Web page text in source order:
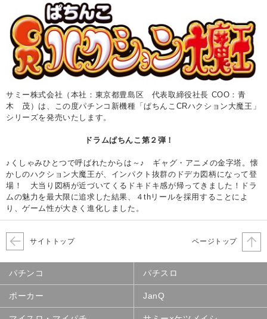
サミー株式会社（本社：東京都豊島区 代表取締役社長 COO：青
木 茂）は、この度パチンコ新機種「ぱちんこCRハクション大魔王」
シリーズを発売いたします。
ドラムぱちんこ第２弾！
♪くしゃみひとつで呼ばれたからは～♪ ギャグ・アニメの金字塔。懐
かしのハクション大魔王が、インパクト抜群のドデカ図柄になって登
場！ 大当り図柄が近づいてくるドキドキ感が帰ってきました！ドラ
ムの魅力を最大限に追求した結果、４thリールを採用することによ
り、ゲーム性が大きく進化しました。
ページトップ
サイトトップ
パチンコ パチスロ
ポーカー JanQ